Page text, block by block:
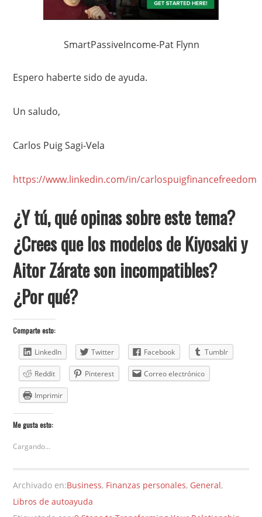
SmartPassiveIncome-Pat Flynn
Espero haberte sido de ayuda.
Un saludo,
Carlos Puig Sagi-Vela
https://www.linkedin.com/in/carlospuigfinancefreedom
¿Y tú, qué opinas sobre este tema?
¿Crees que los modelos de Kiyosaki y
Aitor Zárate son incompatibles?
¿Por qué?
Comparte esto:
LinkedIn Twitter Facebook Tumblr
Reddit Pinterest Correo electrónico
Imprimir
Me gusta esto:
Cargando...
Archivado en:Business, Finanzas personales, General,
Libros de autoayuda